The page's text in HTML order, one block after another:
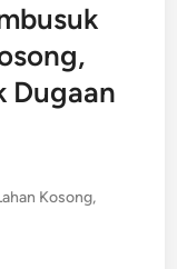
Dugaan
Kosong,